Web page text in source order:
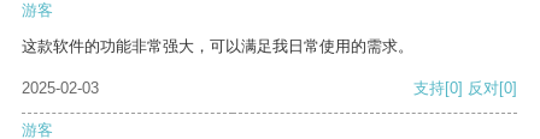
游客
这款软件的功能非常强大，可以满足我日常使用的需求。
2025-02-03 支持[0] 反对[0]
游客